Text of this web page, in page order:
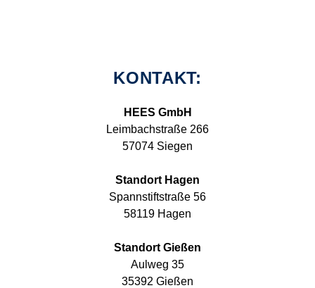
KONTAKT:
HEES GmbH
Leimbachstraße 266
57074 Siegen
Standort Hagen
Spannstiftstraße 56
58119 Hagen
Standort Gießen
Aulweg 35
35392 Gießen